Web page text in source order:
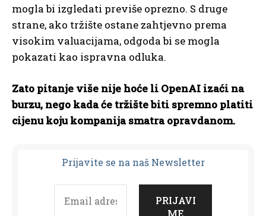
mogla bi izgledati previše oprezno. S druge
strane, ako tržište ostane zahtjevno prema
visokim valuacijama, odgoda bi se mogla
pokazati kao ispravna odluka.
Zato pitanje više nije hoće li OpenAI izaći na
burzu, nego kada će tržište biti spremno platiti
cijenu koju kompanija smatra opravdanom.
Prijavite se na naš Newsletter